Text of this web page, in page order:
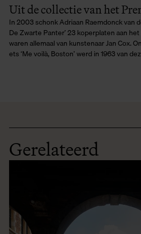
Uit de collectie van het
In 2003 schonk Adriaan Raemdonck van
De Zwarte Panter’ 23 koperplaten aan
waren allemaal van kunstenaar Jan Cox.
ets ‘Me voilà, Boston’ werd in 1963 van
Gerelateerd